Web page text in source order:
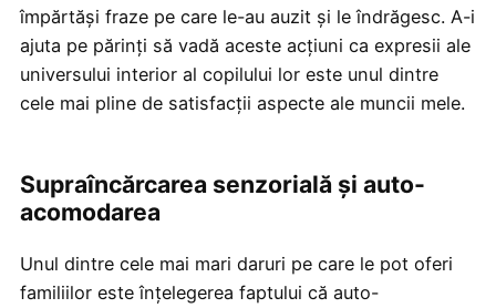
împărtăși fraze pe care le-au auzit și le îndrăgesc. A-i
ajuta pe părinți să vadă aceste acțiuni ca expresii ale
universului interior al copilului lor este unul dintre
cele mai pline de satisfacții aspecte ale muncii mele.
Supraîncărcarea senzorială și auto-
acomodarea
Unul dintre cele mai mari daruri pe care le pot oferi
familiilor este înțelegerea faptului că auto-